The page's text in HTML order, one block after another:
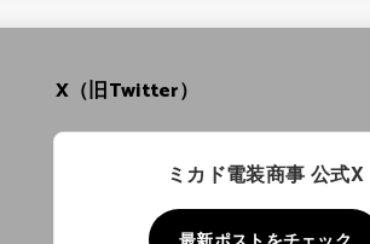
X（旧Twitter）
ミカド電装商事 公式X